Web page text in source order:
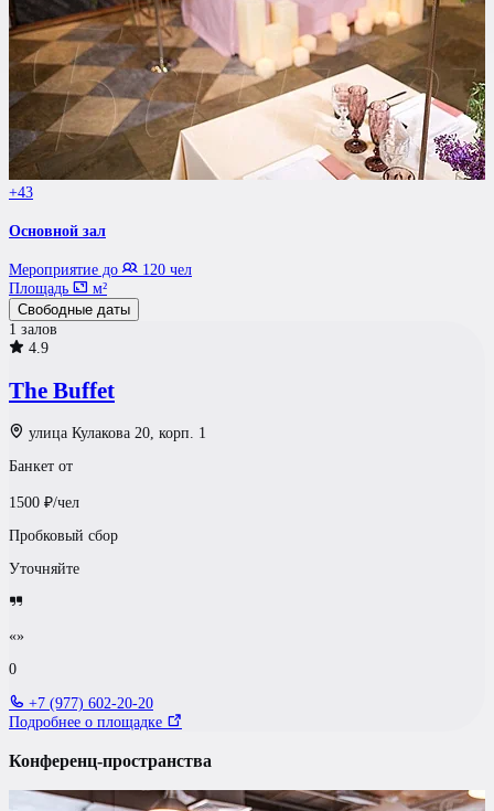
+43
Основной зал
Мероприятие до
120 чел
Площадь
м²
Свободные даты
1 залов
4.9
The Buffet
улица Кулакова 20, корп. 1
Банкет от
1500 ₽/чел
Пробковый сбор
Уточняйте
«»
0
+7 (977) 602-20-20
Подробнее о площадке
Конференц-пространства